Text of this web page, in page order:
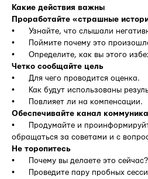
Какие действия важны
Проработайте «страшные
• Узнайте, что слышали
• Поймите почему это
• Определите, как вы этого
Четко сообщайте цель
• Для чего проводится оценка.
• Как будут использованы
• Повлияет ли на компенсации.
Обеспечивайте канал
• Продумайте и
обращаться за советами и с
Не торопитесь
• Почему вы делаете это сейчас?
• Проведите пару пробных